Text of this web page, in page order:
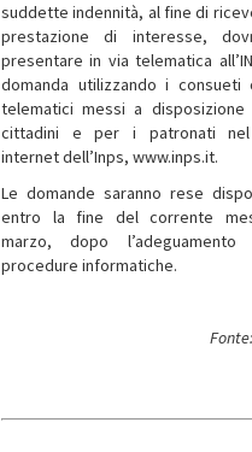
suddette indennità, al fine di
prestazione di interesse,
presentare in via telematica
domanda utilizzando i consueti
telematici messi a
cittadini e per i patronati
internet dell’Inps, www.inps.it.
Le domande saranno rese
entro la fine del corrente
marzo, dopo l’adeguamento
procedure informatiche.